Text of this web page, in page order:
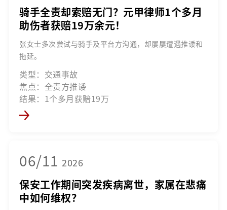
骑手全责却索赔无门？元甲律师1个多月
助伤者获赔19万余元！
张女士多次尝试与骑手及平台方沟通，却屡屡遭遇推诿和
拖延。
类型：交通事故
焦点：全责方推诿
结果：1个多月获赔19万
06/11 2026
保安工作期间突发疾病离世，家属在悲痛
中如何维权？